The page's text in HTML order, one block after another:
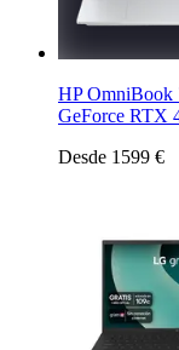
HP OmniBook
GeForce RTX
Desde 1599 €